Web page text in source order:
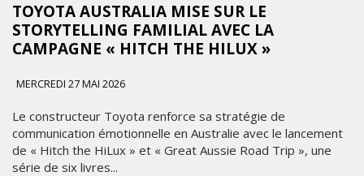
TOYOTA AUSTRALIA MISE SUR LE
STORYTELLING FAMILIAL AVEC LA
CAMPAGNE « HITCH THE HILUX »
MERCREDI 27 MAI 2026
Le constructeur Toyota renforce sa stratégie de
communication émotionnelle en Australie avec le lancement
de « Hitch the HiLux » et « Great Aussie Road Trip », une
série de six livres...